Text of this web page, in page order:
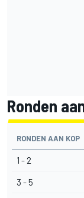
Ronden
RONDEN AAN KOP
1 - 2
3 - 5